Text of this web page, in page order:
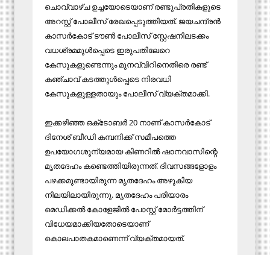
ചൊവ്വാഴ്ച ഉച്ചയോടെയാണ് രണ്ടുപ്രതികളുടെ
അറസ്റ്റ് പോലീസ് രേഖപ്പെടുത്തിയത്. ജയചന്ദ്രന്‍
കാസര്‍കോട് ടൗണ്‍ പോലീസ് സ്റ്റേഷനിലടക്കം
വധശ്രമമുള്‍പ്പെടെ ഇരുപതിലേറെ
കേസുകളുണ്ടെന്നും മുനവ്വിറിനെതിരെ രണ്ട്
കഞ്ചാവ് കടത്തുള്‍പ്പെടെ നിരവധി
കേസുകളുള്ളതായും പോലീസ് വ്യക്തമാക്കി.
ഇക്കഴിഞ്ഞ ഒക്‌ടോബര്‍ 20 നാണ് കാസര്‍കോട്
ദിനേശ് ബീഡി കമ്പനിക്ക് സമീപത്തെ
ഉപയോഗശൂന്യമായ കിണറില്‍ ഷാനവാസിന്റെ
മൃതദേഹം കണ്ടെത്തിയിരുന്നത്. ദിവസങ്ങളോളം
പഴക്കമുണ്ടായിരുന്ന മൃതദേഹം അഴുകിയ
നിലയിലായിരുന്നു. മൃതദേഹം പരിയാരം
മെഡിക്കല്‍ കോളേജില്‍ പോസ്റ്റ് മോര്‍ട്ടത്തിന്
വിധേയമാക്കിയതോടെയാണ്
കൊലപാതകമാണെന്ന് വ്യക്തമായത്.